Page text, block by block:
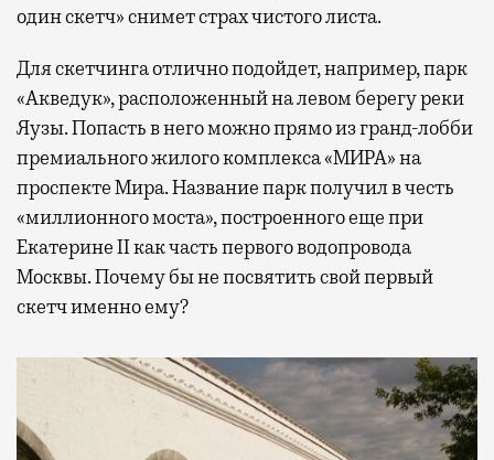
один скетч» снимет страх чистого листа.
Для скетчинга отлично подойдет, например, парк
«Акведук», расположенный на левом берегу реки
Яузы. Попасть в него можно прямо из гранд-лобби
премиального жилого комплекса «МИРА» на
проспекте Мира. Название парк получил в честь
«миллионного моста», построенного еще при
Екатерине II как часть первого водопровода
Москвы. Почему бы не посвятить свой первый
скетч именно ему?